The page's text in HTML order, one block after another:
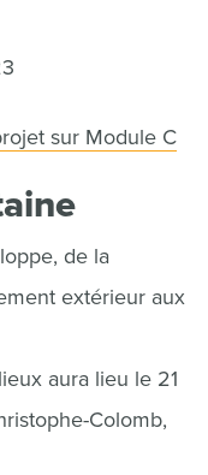
sur Module C
de la
extérieur aux
aura lieu le 21
Colomb,